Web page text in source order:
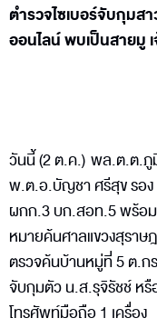
ตำรวจไซเบอร์จับกุมส
ออนไลน์ พบเป็นสายมู
วันนี้ (2 ต.ค.) พล.ต.ต.
พ.ต.อ.บัญชา ศรีสุข รอ
ผกก.3 บก.สอท.5 พร้อ
หมายค้นศาลแขวงสุรา
ตรวจค้นบ้านหมู่ที่ 5 ต.ก
จับกุมตัว น.ส.รุจิรัชช์ หรื
โทรศัพท์มือถือ 1 เครื่อง